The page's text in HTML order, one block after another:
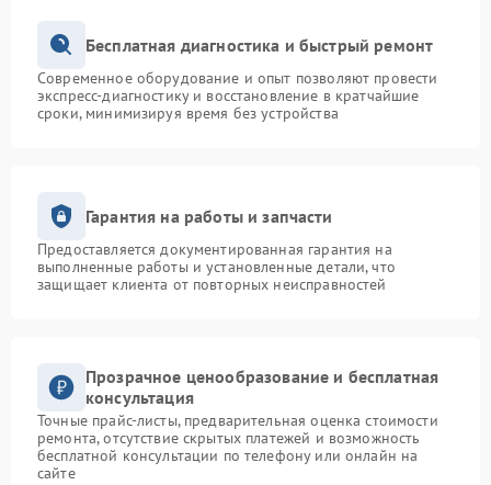
Бесплатная диагностика и быстрый ремонт
Современное оборудование и опыт позволяют провести
экспресс-диагностику и восстановление в кратчайшие
сроки, минимизируя время без устройства
Гарантия на работы и запчасти
Предоставляется документированная гарантия на
выполненные работы и установленные детали, что
защищает клиента от повторных неисправностей
Прозрачное ценообразование и бесплатная
консультация
Точные прайс-листы, предварительная оценка стоимости
ремонта, отсутствие скрытых платежей и возможность
бесплатной консультации по телефону или онлайн на
сайте